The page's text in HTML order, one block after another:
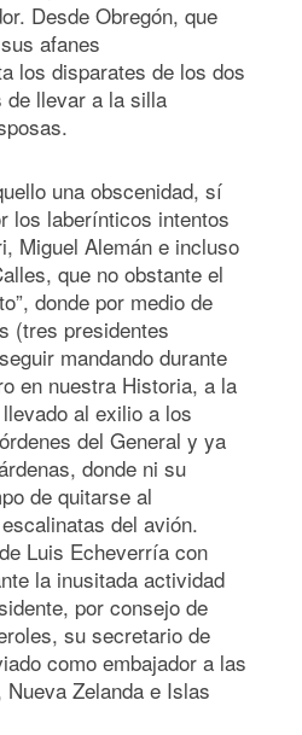
Desde Obregón, que
afanes
los disparates de los dos
de llevar a la silla
una obscenidad, sí
los laberínticos intentos
Miguel Alemán e incluso
que no obstante el
donde por medio de
(tres presidentes
mandando durante
en nuestra Historia, a la
al exilio a los
del General y ya
donde ni su
de quitarse al
del avión.
Luis Echeverría con
la inusitada actividad
por consejo de
su secretario de
como embajador a las
Zelanda e Islas